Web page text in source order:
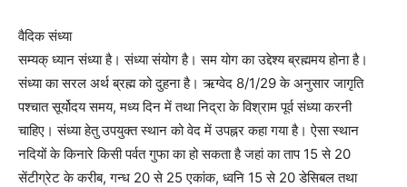
वैदिक संध्या
सम्यक् ध्यान संध्या है। संध्या संयोग है। सम योग का उद्देश्य ब्रह्ममय होना है।
संध्या का सरल अर्थ ब्रह्म को दुहना है। ऋग्वेद 8/1/29 के अनुसार जागृति
पश्चात सूर्योदय समय, मध्य दिन में तथा निद्रा के विश्राम पूर्व संध्या करनी
चाहिए। संध्या हेतु उपयुक्त स्थान को वेद में उपह्नर कहा गया है। ऐसा स्थान
नदियों के किनारे किसी पर्वत गुफा का हो सकता है जहां का ताप 15 से 20
सेंटीग्रेट के करीब, गन्ध 20 से 25 एकांक, ध्वनि 15 से 20 डेसिबल तथा